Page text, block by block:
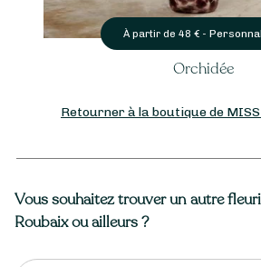
À partir de 48 € -
Orchidée
Retourner à la boutique de MISS
Vous souhaitez trouver un autre
Roubaix ou ailleurs ?